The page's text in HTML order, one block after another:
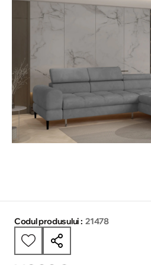
Codul produsului : 21478